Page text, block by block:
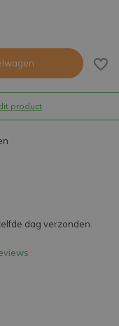
product
dag verzonden.